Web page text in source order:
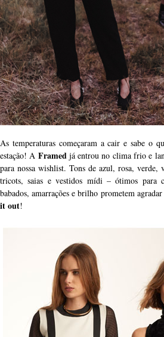
As temperaturas começaram a cair e sabe o
estação! A Framedjá entrou no clima frio e
para nossa wishlist. Tons de azul, rosa,
tricots, saias e vestidos mídi – ótimos para
babados, amarrações e brilho prometem
it out!